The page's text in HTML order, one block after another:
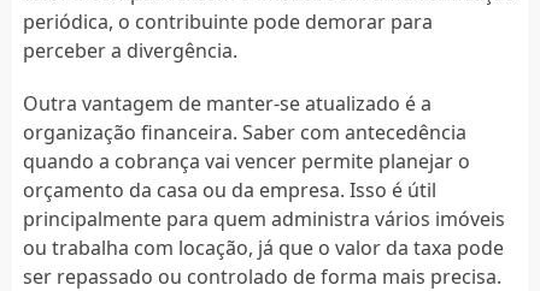
periódica, o contribuinte pode demorar para
perceber a divergência.
Outra vantagem de manter-se atualizado é a
organização financeira. Saber com antecedência
quando a cobrança vai vencer permite planejar o
orçamento da casa ou da empresa. Isso é útil
principalmente para quem administra vários imóveis
ou trabalha com locação, já que o valor da taxa pode
ser repassado ou controlado de forma mais precisa.